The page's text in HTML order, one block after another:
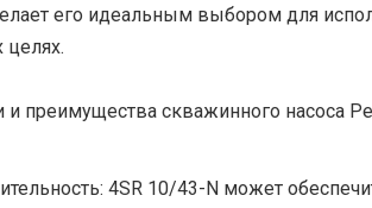
его идеальным выбором для
целях.
преимущества скважинного насоса
4SR 10/43-N может